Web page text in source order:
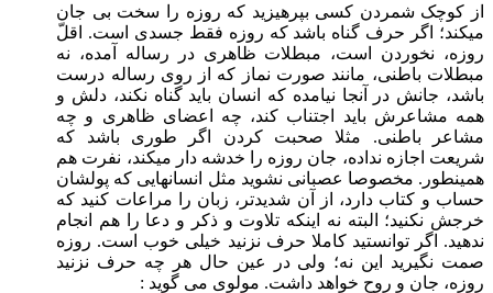
از کوچک شمردن کسی بپرهیزید که روزه را سخت بی جان
میکند؛ اگر حرف گناه باشد که روزه فقط جسدی است. اقلّ
روزه، نخوردن است، مبطلات ظاهری در رساله آمده، نه
مبطلات باطنی، مانند صورت نماز که از روی رساله درست
باشد، جانش در آنجا نیامده که انسان باید گناه نکند، دلش و
همه مشاعرش باید اجتناب کند، چه اعضای ظاهری و چه
مشاعر باطنی. مثلا صحبت کردن اگر طوری باشد که
شریعت اجازه نداده، جان روزه را خدشه دار میکند، نفرت هم
همینطور. مخصوصا عصبانی نشوید مثل انسانهایی که پولشان
حساب و کتاب دارد، از آن شدیدتر، زبان را مراعات کنید که
خرجش نکنید؛ البته نه اینکه تلاوت و ذکر و دعا را هم انجام
ندهید. اگر توانستید کاملا حرف نزنید خیلی خوب است. روزه
صمت نگیرید این نه؛ ولی در عین حال هر چه حرف نزنید
روزه، جان و روح خواهد داشت. مولوی می گوید :